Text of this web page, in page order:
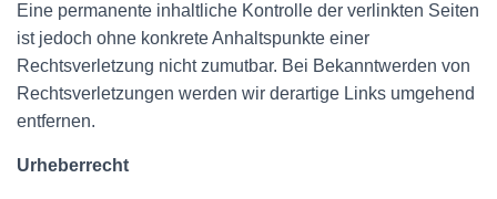
Eine permanente inhaltliche Kontrolle der verlinkten Seiten
ist jedoch ohne konkrete Anhaltspunkte einer
Rechtsverletzung nicht zumutbar. Bei Bekanntwerden von
Rechtsverletzungen werden wir derartige Links umgehend
entfernen.
Urheberrecht